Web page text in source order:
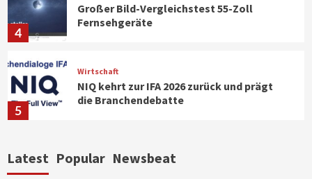
4
Großer Bild-Vergleichstest 55-Zoll
Fernsehgeräte
5
Wirtschaft
NIQ kehrt zur IFA 2026 zurück und prägt
die Branchendebatte
CHERRY baut Vertriebsteam in
Latest Popular Newsbeat